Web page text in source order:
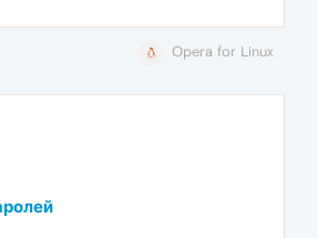
Opera for Linux